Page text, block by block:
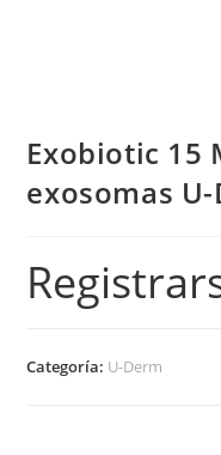
Exobiotic 15
exosomas
Categoría: U-Derm